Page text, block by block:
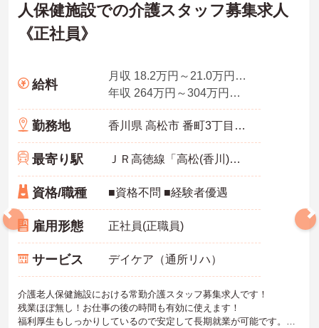
人保健施設での介護スタッフ募集求人
《正社員》
給料
月収 18.2万円～21.0万円程度 当直4回分手当、調整手当込
年収 264万円～304万円程度 賞与3.3ヵ月の場合
勤務地 香川県 高松市 番町3丁目3番1号
最寄り駅 ＪＲ高徳線「高松(香川)駅」徒歩15分
資格/職種 ■資格不問 ■経験者優遇
雇用形態 正社員(正職員)
サービス デイケア（通所リハ）
介護老人保健施設における常勤介護スタッフ募集求人です！
残業ほぼ無し！お仕事の後の時間も有効に使えます！
福利厚生もしっかりしているので安定して長期就業が可能です。